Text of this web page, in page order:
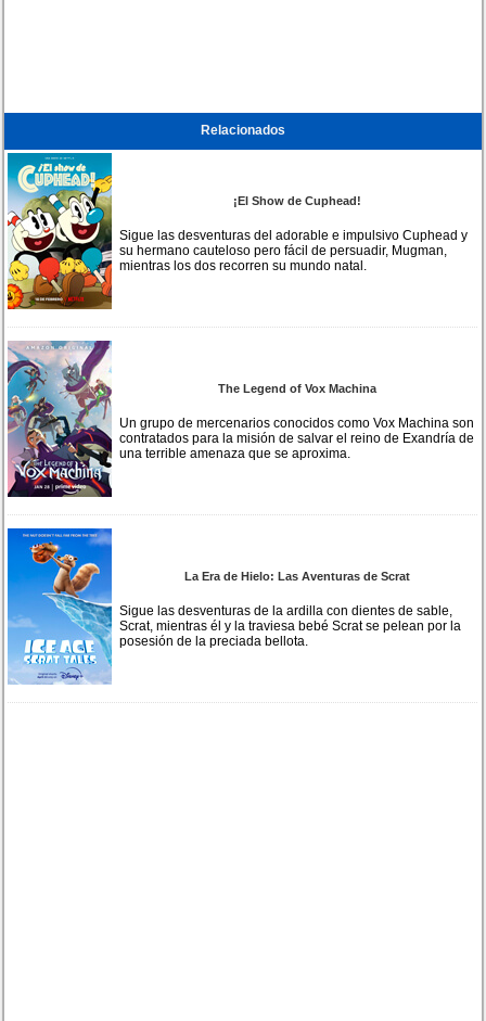
Relacionados
¡El Show de Cuphead!
Sigue las desventuras del adorable e impulsivo Cuphead y
su hermano cauteloso pero fácil de persuadir, Mugman,
mientras los dos recorren su mundo natal.
The Legend of Vox Machina
Un grupo de mercenarios conocidos como Vox Machina son
contratados para la misión de salvar el reino de Exandría de
una terrible amenaza que se aproxima.
La Era de Hielo: Las Aventuras de Scrat
Sigue las desventuras de la ardilla con dientes de sable,
Scrat, mientras él y la traviesa bebé Scrat se pelean por la
posesión de la preciada bellota.